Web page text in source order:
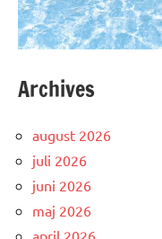
Archives
august 2026
juli 2026
juni 2026
maj 2026